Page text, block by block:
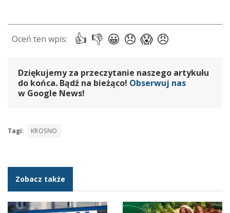
Dziękujemy za przeczytanie naszego artykułu
do końca. Bądź na bieżąco! Obserwuj nas
w Google News!
Tagi: KROSNO
Zobacz także